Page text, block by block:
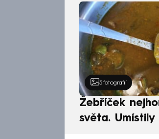
5 fotografií
Žebříček
světa.